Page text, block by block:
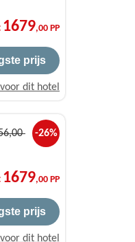
1679,00 PP
prijs
dit hotel
,00 -26%
1679,00 PP
prijs
dit hotel